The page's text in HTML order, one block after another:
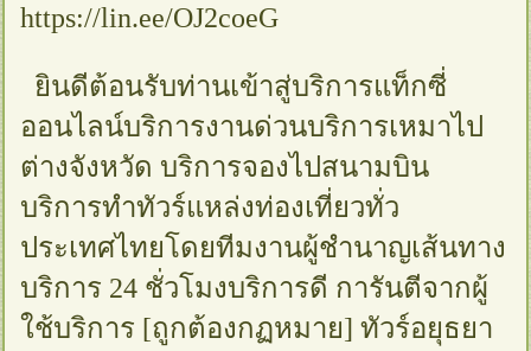
https://lin.ee/OJ2coeG
ยินดีต้อนรับท่านเข้าสู่บริการแท็กซี่
ออนไลน์บริการงานด่วนบริการเหมาไป
ต่างจังหวัด บริการจองไปสนามบิน
บริการทำทัวร์แหล่งท่องเที่ยวทั่ว
ประเทศไทยโดยทีมงานผู้ชำนาญเส้นทาง
บริการ 24 ชั่วโมงบริการดี การันตีจากผู้
ใช้บริการ [ถูกต้องกฏหมาย] ทัวร์อยุธยา